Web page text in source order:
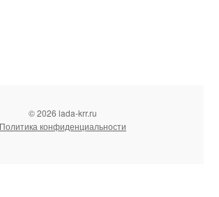
© 2026 lada-krr.ru
Политика конфиденциальности